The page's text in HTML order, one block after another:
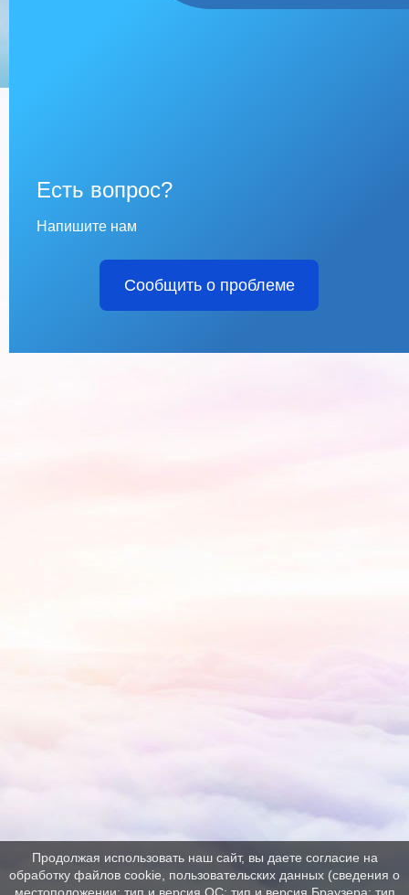
Есть вопрос?
Напишите нам
Сообщить о проблеме
Продолжая использовать наш сайт, вы даете согласие на
обработку файлов cookie, пользовательских данных (сведения о